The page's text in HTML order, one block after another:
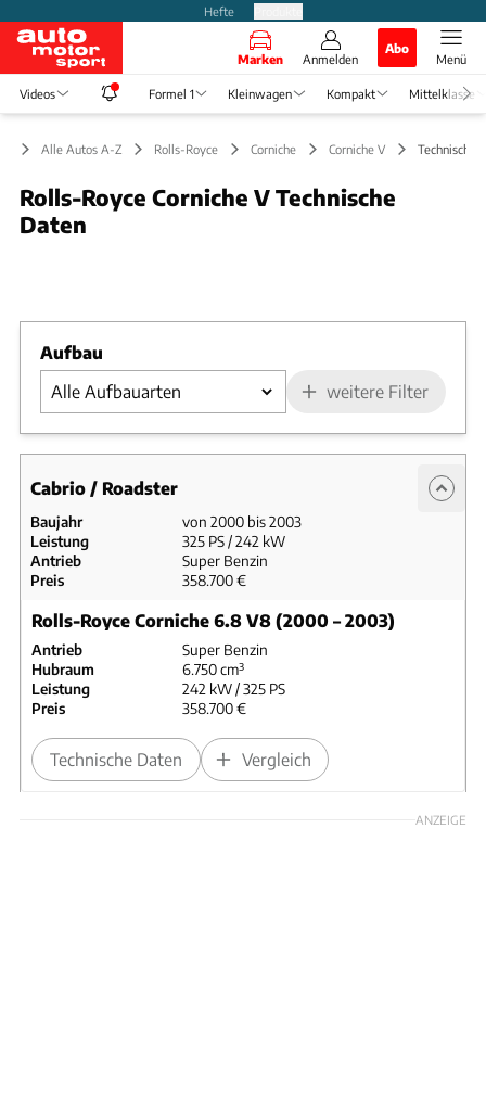
Hefte
Marken Anmelden
Abo
Menü
Videos Formel 1 Kleinwagen Kompakt Mittelklasse
Alle Autos A-Z Rolls-Royce Corniche Corniche V Technische
Rolls-Royce Corniche V Technische
Daten
Aufbau
weitere Filter
Cabrio / Roadster
Baujahr
von 2000 bis 2003
Leistung
325 PS / 242 kW
Antrieb
Super Benzin
Preis
358.700 €
Rolls-Royce Corniche 6.8 V8 (2000 – 2003)
Antrieb
Super Benzin
Hubraum
6.750 cm³
Leistung
242 kW / 325 PS
Preis
358.700 €
Technische Daten Vergleich
ANZEIGE